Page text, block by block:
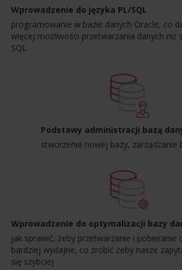
Wprowadzenie do języka PL/SQL
programowanie w bazie danych Oracle, co
więcej możliwości przetwarzania danych niż
SQL
Podstawy administracji bazą
stworzenie nowej bazy, zarządzanie
Wprowadzenie do optymalizacji bazy
jak sprawić, żeby przetwarzanie i pobieranie
bardziej wydajne, co zrobić żeby nasze
się szybciej